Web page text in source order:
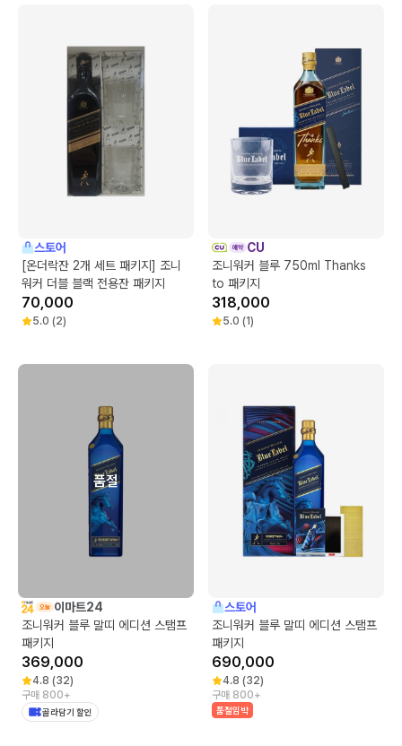
스토어
[온더락잔 2개 세트 패키지] 조니
워커 더블 블랙 전용잔 패키지
70,000
5.0 (2)
CU
조니워커 블루 750ml Thanks
to 패키지
318,000
5.0 (1)
품절
이마트24
조니워커 블루 말띠 에디션 스탬프
패키지
369,000
4.8 (32)
구매 800+
골라담기 할인
스토어
조니워커 블루 말띠 에디션 스탬프
패키지
690,000
4.8 (32)
구매 800+
품절임박